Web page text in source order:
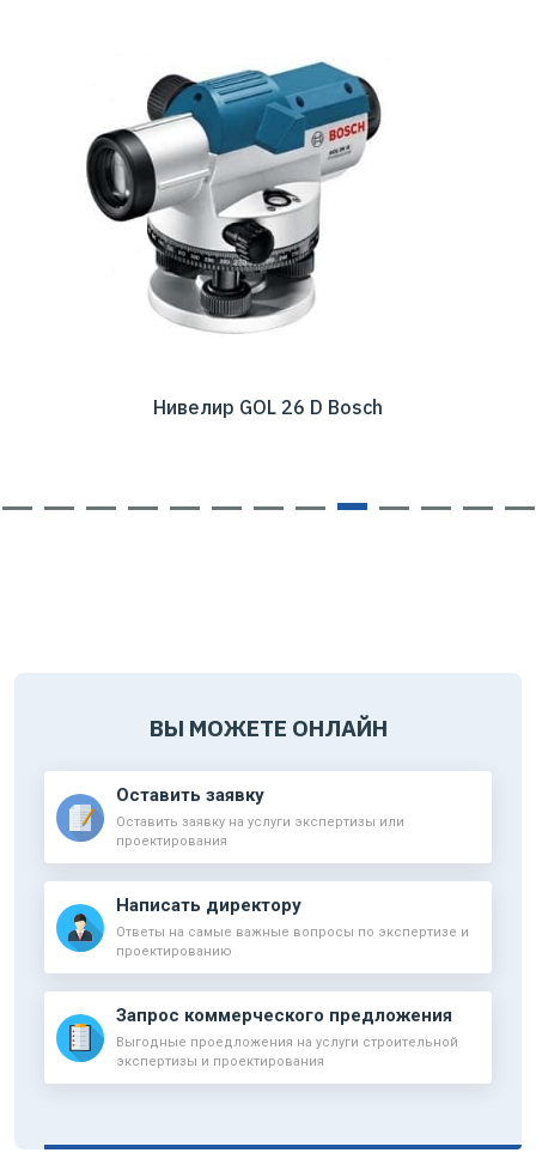
ВЫ МОЖЕТЕ ОНЛАЙН
Оставить заявку
Оставить заявку на услуги экспертизы или
проектирования
Написать директору
Ответы на самые важные вопросы по экспертизе и
проектированию
Запрос коммерческого предложения
Выгодные проедложения на услуги строительной
экспертизы и проектирования
Нивелир GOL 26 D Bosch